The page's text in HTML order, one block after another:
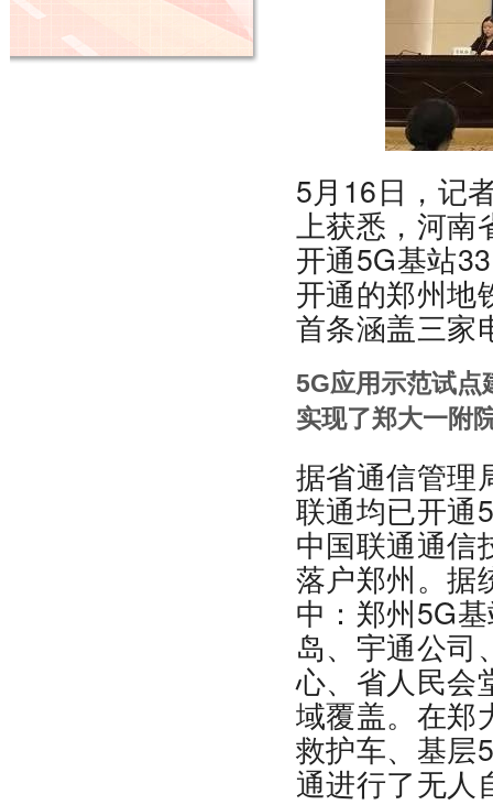
5月16日，记
上获悉，河南
开通5G基站
开通的郑州地
首条涵盖三家
5G应用示范试点
实现了郑大一附
据省通信管理
联通均已开通
中国联通通信
落户郑州。据
中：郑州5G
岛、宇通公司
心、省人民会
域覆盖。在郑
救护车、基层
通进行了无人